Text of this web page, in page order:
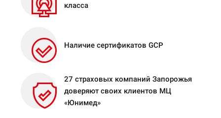
класса
Наличие сертификатов GCP
27 страховых компаний Запорожья
доверяют своих клиентов МЦ
«Юнимед»